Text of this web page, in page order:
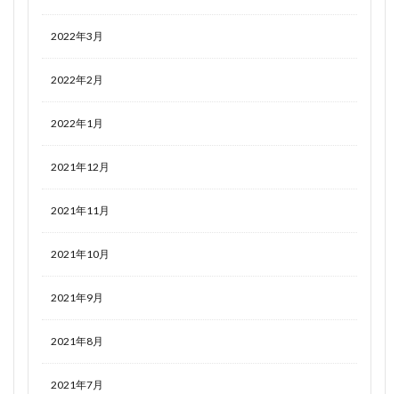
2022年3月
2022年2月
2022年1月
2021年12月
2021年11月
2021年10月
2021年9月
2021年8月
2021年7月